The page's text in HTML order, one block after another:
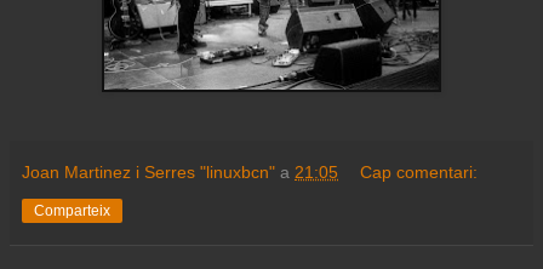
Joan Martinez i Serres "linuxbcn" a 21:05 Cap comentari:
Comparteix